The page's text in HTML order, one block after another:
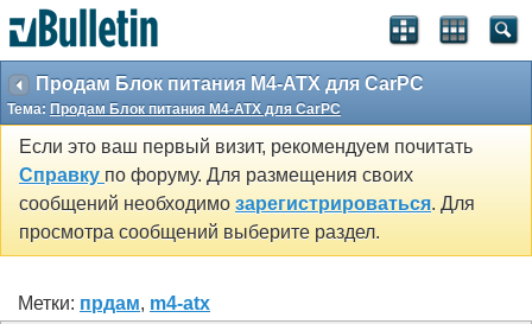
Продам Блок питания M4-ATX для CarPC
Тема: Продам Блок питания M4-ATX для CarPC
Если это ваш первый визит, рекомендуем почитать
Справку по форуму. Для размещения своих
сообщений необходимо зарегистрироваться. Для
просмотра сообщений выберите раздел.
Метки: прдам, m4-atx